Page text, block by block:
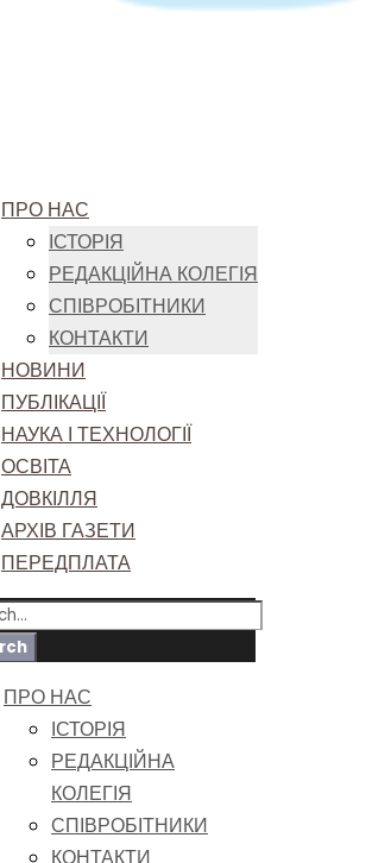
ПРО НАС
ІСТОРІЯ
РЕДАКЦІЙНА КОЛЕГІЯ
СПІВРОБІТНИКИ
КОНТАКТИ
НОВИНИ
ПУБЛІКАЦІЇ
НАУКА І ТЕХНОЛОГІЇ
ОСВІТА
ДОВКІЛЛЯ
АРХІВ ГАЗЕТИ
ПЕРЕДПЛАТА
ПРО НАС
ІСТОРІЯ
РЕДАКЦІЙНА
КОЛЕГІЯ
СПІВРОБІТНИКИ